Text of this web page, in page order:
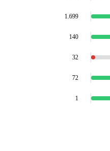
1.699
140
32
72
1